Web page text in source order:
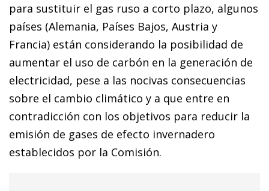
para sustituir el gas ruso a corto plazo, algunos
países (Alemania, Países Bajos, Austria y
Francia) están considerando la posibilidad de
aumentar el uso de carbón en la generación de
electricidad, pese a las nocivas consecuencias
sobre el cambio climático y a que entre en
contradicción con los objetivos para reducir la
emisión de gases de efecto invernadero
establecidos por la Comisión.